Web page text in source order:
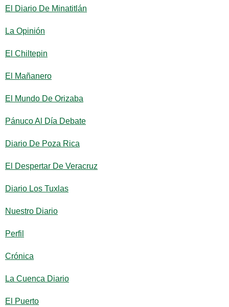
El Diario De Minatitlán
La Opinión
El Chiltepin
El Mañanero
El Mundo De Orizaba
Pánuco Al Día Debate
Diario De Poza Rica
El Despertar De Veracruz
Diario Los Tuxlas
Nuestro Diario
Perfil
Crónica
La Cuenca Diario
El Puerto